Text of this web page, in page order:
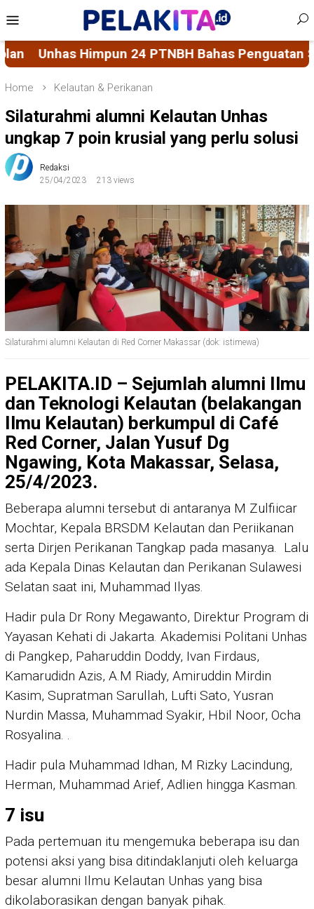
to
content
Menu
Bahas Penguatan Sistem Penjaminan Mutu
Home Kelautan & Perikanan
Silaturahmi alumni Kelautan Unhas
ungkap 7 poin krusial yang perlu solusi
Redaksi
25/04/2023
213 views
Silaturahmi alumni Kelautan di Red Corner Makassar (dok: istimewa)
PELAKITA.ID – Sejumlah alumni Ilmu
dan Teknologi Kelautan (belakangan
Ilmu Kelautan) berkumpul di Café
Red Corner, Jalan Yusuf Dg
Ngawing, Kota Makassar, Selasa,
25/4/2023.
Beberapa alumni tersebut di antaranya M Zulfiicar
Mochtar, Kepala BRSDM Kelautan dan Periikanan
serta Dirjen Perikanan Tangkap pada masanya. Lalu
ada Kepala Dinas Kelautan dan Perikanan Sulawesi
Selatan saat ini, Muhammad Ilyas.
Hadir pula Dr Rony Megawanto, Direktur Program di
Yayasan Kehati di Jakarta. Akademisi Politani Unhas
di Pangkep, Paharuddin Doddy, Ivan Firdaus,
Kamarudidn Azis, A.M Riady, Amiruddin Mirdin
Kasim, Supratman Sarullah, Lufti Sato, Yusran
Nurdin Massa, Muhammad Syakir, Hbil Noor, Ocha
Rosyalina. .
Hadir pula Muhammad Idhan, M Rizky Lacindung,
Herman, Muhammad Arief, Adlien hingga Kasman.
7 isu
Pada pertemuan itu mengemuka beberapa isu dan
potensi aksi yang bisa ditindaklanjuti oleh keluarga
besar alumni Ilmu Kelautan Unhas yang bisa
dikolaborasikan dengan banyak pihak.